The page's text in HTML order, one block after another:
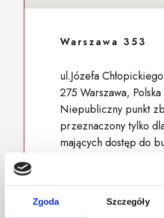
Zgoda Szczegóły
Warszawa 353
ul.Józefa
275 Warszawa, Polska
Niepubliczny punkt
przeznaczony tylko
mających dostęp do